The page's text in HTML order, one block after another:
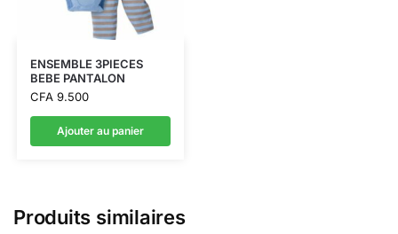
ENSEMBLE 3PIECES
BEBE PANTALON
CFA9.500
Ajouter au panier
Produits similaires